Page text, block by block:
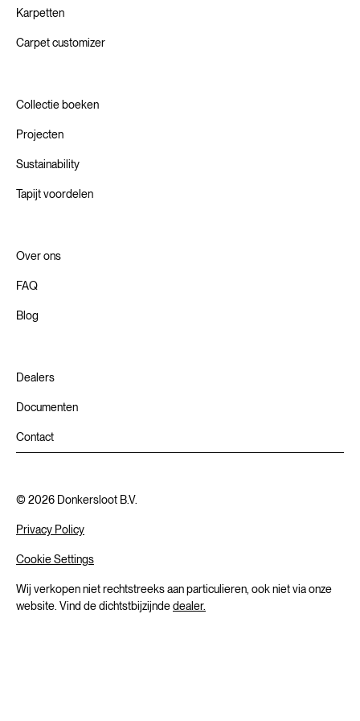
Karpetten
Carpet customizer
Collectie boeken
Projecten
Sustainability
Tapijt voordelen
Over ons
FAQ
Blog
Dealers
Documenten
Contact
Wij verkopen niet rechtstreeks aan particulieren, ook niet via onze
website. Vind de dichtstbijzijndedealer.
Privacy Policy
Cookie Settings
©2026 Donkersloot B.V.